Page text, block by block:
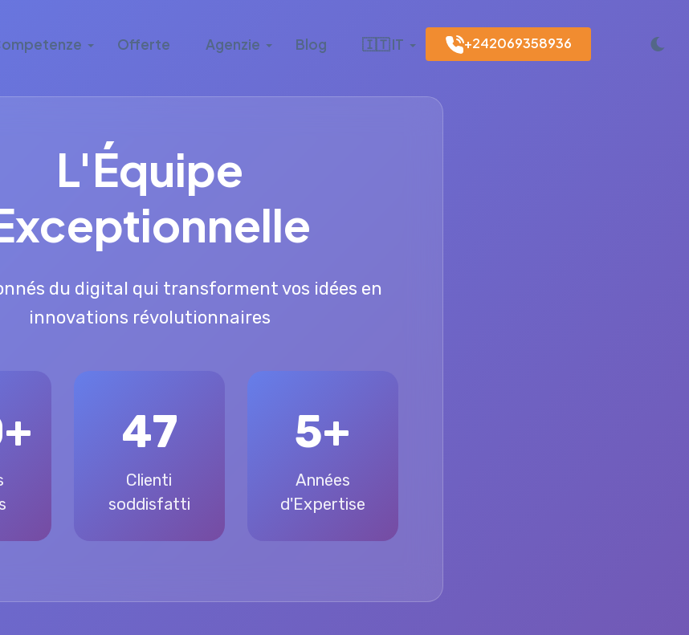
Offerte Agenzie Blog 🇮🇹 IT +242069358936
L'Équipe
du digital qui transforment vos idées en
innovations révolutionnaires
47
Clienti
soddisfatti
5+
Années
d'Expertise